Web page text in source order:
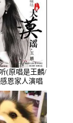
(原唱是王麟/
恩家人演唱